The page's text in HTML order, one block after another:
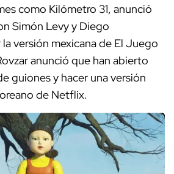
como Kilómetro 31, anunció
Simón Levy y Diego
la versión mexicana de El Juego
anunció que han abierto
guiones y hacer una versión
de Netflix.